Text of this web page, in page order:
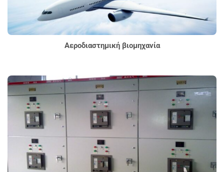
Αεροδιαστημική βιομηχανία